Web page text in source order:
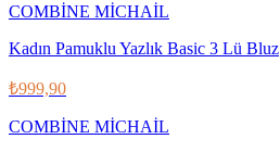
COMBİNE MİCHAİL
Kadın Pamuklu Yazlık Basic 3 Lü Bluz
₺999,90
COMBİNE MİCHAİL